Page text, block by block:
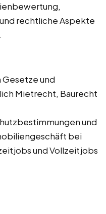
rechtliche Aspekte
und
Mietrecht, Baurecht
und
bei
und Vollzeitjobs